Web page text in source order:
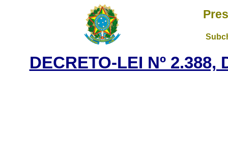
DECRETO-LEI Nº 2.388,